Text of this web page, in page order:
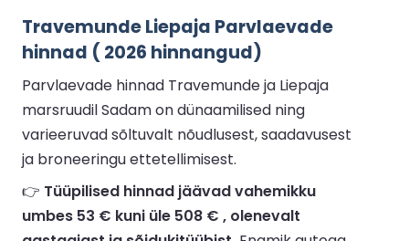
Travemunde Liepaja Parvlaevade
hinnad ( 2026 hinnangud)
Parvlaevade hinnad Travemunde ja Liepaja
marsruudil Sadam on dünaamilised ning
varieeruvad sõltuvalt nõudlusest, saadavusest
ja broneeringu ettetellimisest.
👉 Tüüpilised hinnad jäävad vahemikku
umbes 53 € kuni üle 508 € , olenevalt